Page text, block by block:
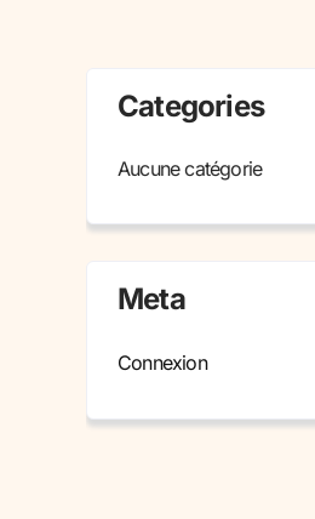
Categories
Aucune catégorie
Meta
Connexion